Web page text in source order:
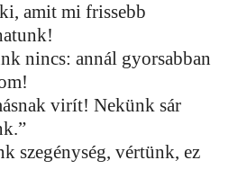
amit mi frissebb
nincs: annál gyorsabban
virít! Nekünk sár
szegénység, vértünk, ez